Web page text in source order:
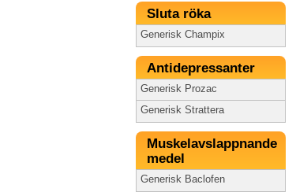
Sluta röka
Generisk Champix
Antidepressanter
Generisk Prozac
Generisk Strattera
Muskelavslappnande
medel
Generisk Baclofen